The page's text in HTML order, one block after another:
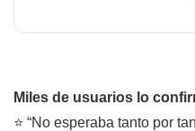
Miles de usuarios lo
⭐ “No esperaba tanto por